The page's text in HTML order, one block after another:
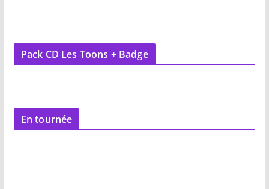
Pack CD Les Toons + Badge
En tournée